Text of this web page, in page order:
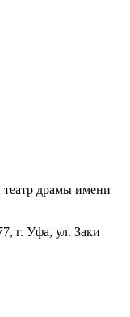
драмы имени
г. Уфа, ул. Заки